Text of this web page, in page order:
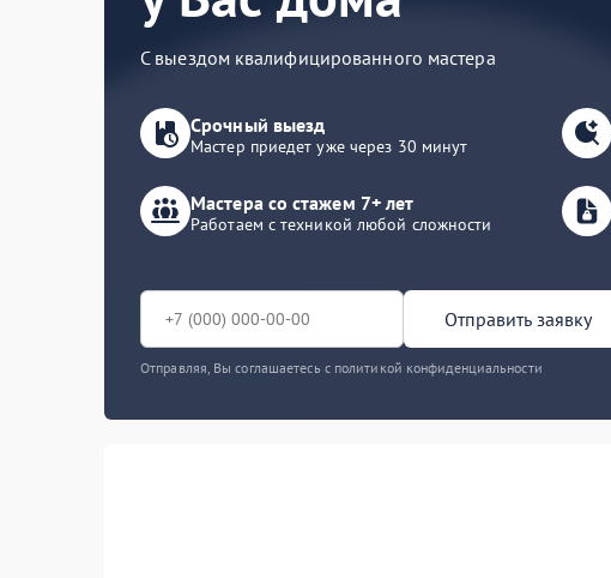
С выездом квалифицированного мастера
Срочный выезд
Мастер приедет уже через 30 минут
Мастера со стажем 7+ лет
Работаем с техникой любой сложности
Отправить заявку
Отправляя, Вы соглашаетесь с политикой конфиденциальности